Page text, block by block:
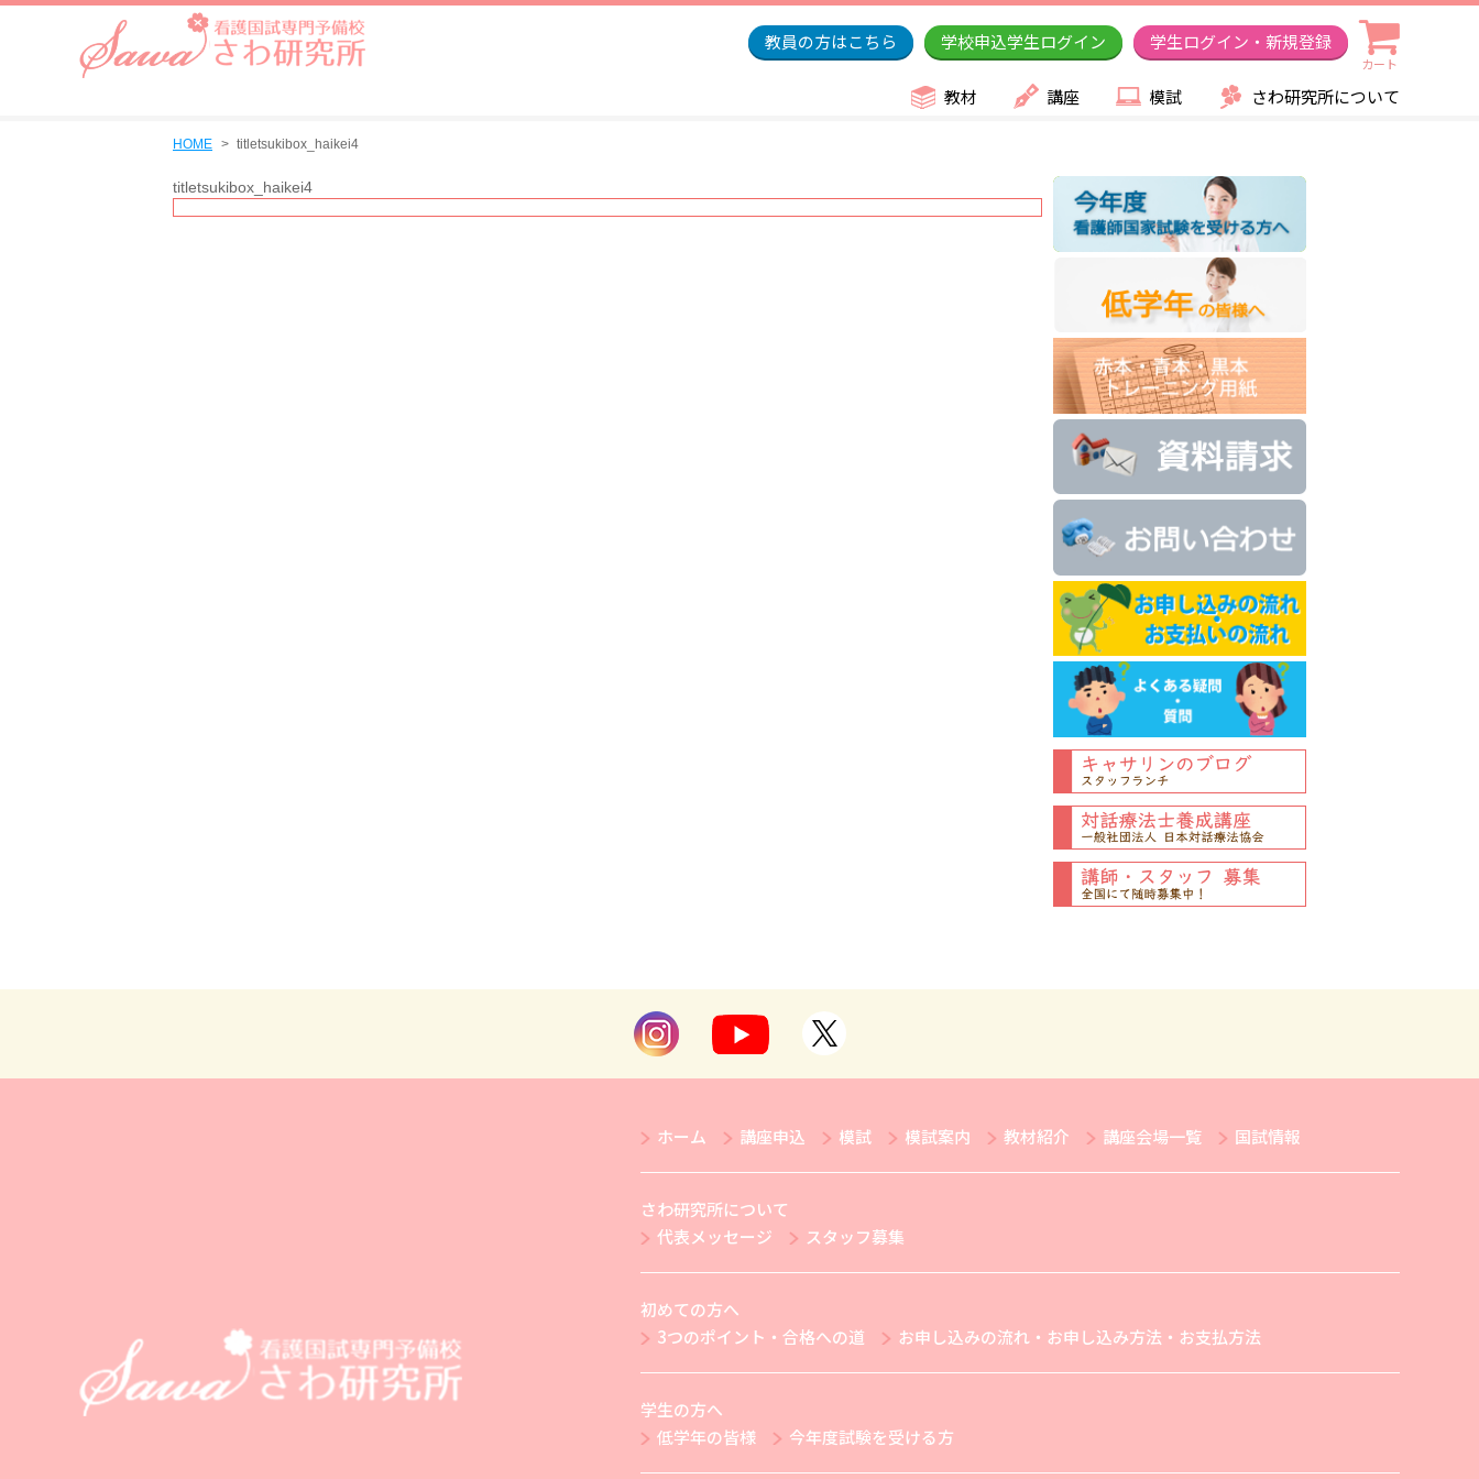
教員の方はこちら 学校申込学生ログイン 学生ログイン・新規登録
カート
教材 講座 模試 さわ研究所について
HOME titletsukibox_haikei4
titletsukibox_haikei4
ホーム 講座申込 模試 模試案内 教材紹介 講座会場一覧 国試情報
さわ研究所について
代表メッセージ
スタッフ募集
初めての方へ
3つのポイント・合格への道
お申し込みの流れ・お申し込み方法・お支払方法
学生の方へ
低学年の皆様
今年度試験を受ける方